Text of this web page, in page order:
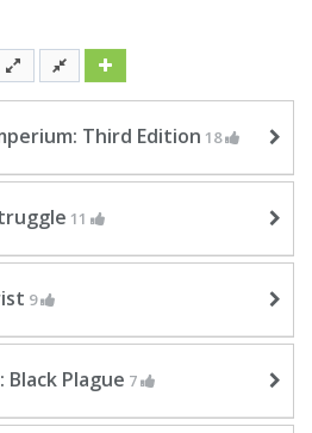
Third Edition 18
11
9
Black Plague 7